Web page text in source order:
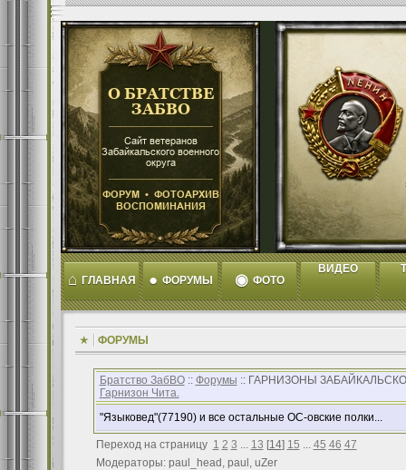
⌂ ГЛАВНАЯ ● ФОРУМЫ ◉ ФОТО
ВИДЕО
ФОРУМЫ
Братство ЗабВО:: Форумы :: ГАРНИЗОНЫ
Гарнизон Чита.
"Языковед"(77190) и все остальные ОС-овские полки...
Переход на страницу 1 2 3 ... 13 [14] 15 ... 45 46 47
Модераторы: paul_head, paul, uZer